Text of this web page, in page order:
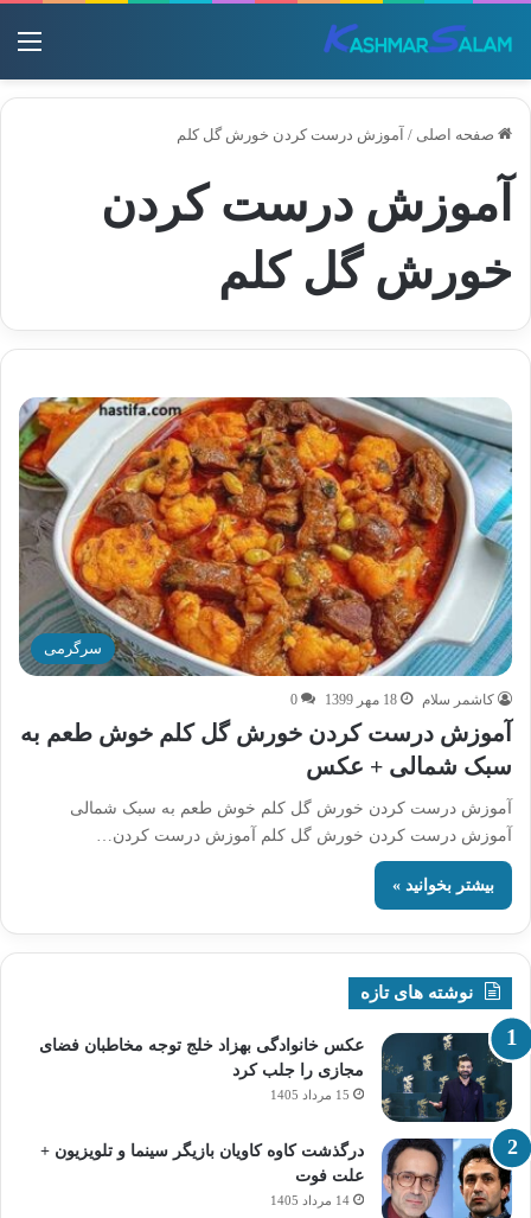
صفحه اصلی / آموزش درست کردن خورش گل کلم
آموزش درست کردن
خورش گل کلم
سرگرمی
کاشمر سلام 18 مهر 1399 0
آموزش درست کردن خورش گل کلم خوش طعم به
سبک شمالی + عکس
آموزش درست کردن خورش گل کلم خوش طعم به سبک شمالی
آموزش درست کردن خورش گل کلم آموزش درست کردن…
بیشتر بخوانید »
نوشته های تازه
عکس خانوادگی بهزاد خلج توجه مخاطبان فضای
مجازی را جلب کرد
15 مرداد 1405
درگذشت کاوه کاویان بازیگر سینما و تلویزیون +
علت فوت
14 مرداد 1405